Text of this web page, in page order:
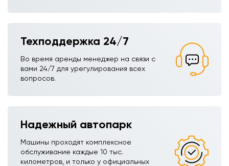
Техподдержка 24/7
Во время аренды менеджер на связи с
вами 24/7 для урегулирования всех
вопросов.
Надежный автопарк
Машины проходят комплексное
обслуживание каждые 10 тыс.
километров, и только у официальных